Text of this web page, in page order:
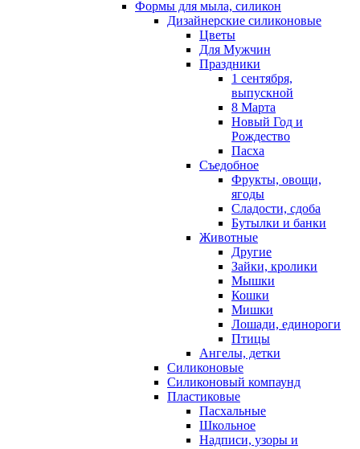
Формы для мыла, силикон
Дизайнерские силиконовые
Цветы
Для Мужчин
Праздники
1 сентября,
выпускной
8 Марта
Новый Год и
Рождество
Пасха
Съедобное
Фрукты, овощи,
ягоды
Сладости, сдоба
Бутылки и банки
Животные
Другие
Зайки, кролики
Мышки
Кошки
Мишки
Лошади, единороги
Птицы
Ангелы, детки
Силиконовые
Силиконовый компаунд
Пластиковые
Пасхальные
Школьное
Надписи, узоры и